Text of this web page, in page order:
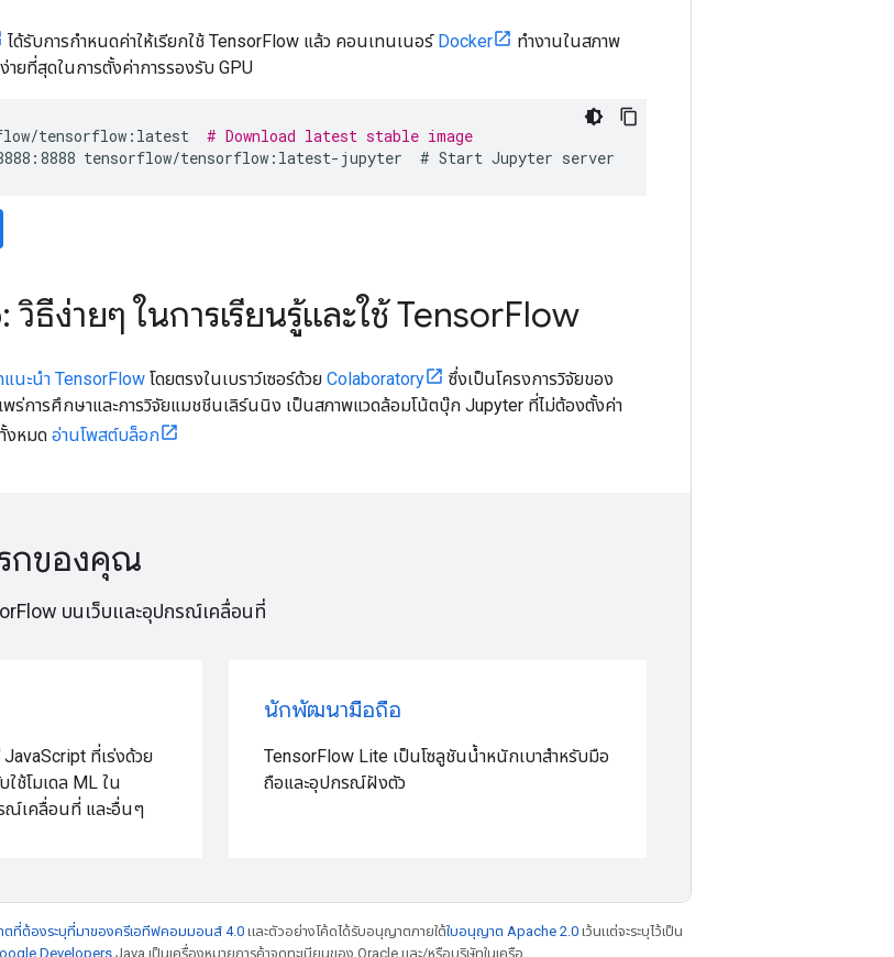
ได้รับการกำหนดค่าให้เรียกใช้ TensorFlow แล้ว คอนเทนเนอร์ Docker
ทำงานในสภาพ
ยที่สุดในการตั้งค่าการรองรับ GPU
tensorflow:latest
# Download latest stable image
tensorflow/tensorflow:latest-jupyter  # Start Jupyter server
ธีง่ายๆ ในการเรียนรู้และใช้ TensorFlow
นะนำ TensorFlow โดยตรงในเบราว์เซอร์ด้วย Colaboratory
ซึ่งเป็นโครงการวิจัยของ
ร่การศึกษาและการวิจัยแมชชีนเลิร์นนิง เป็นสภาพแวดล้อมโน้ตบุ๊ก Jupyter ที่ไม่ต้องตั้งค่า
งหมด อ่านโพสต์บล็อก
กของคุณ
บนเว็บและอุปกรณ์เคลื่อนที่
ที่เร่งด้วย
ช้โมเดล ML ใน
รณ์เคลื่อนที่ และอื่นๆ
นักพัฒนามือถือ
TensorFlow Lite เป็นโซลูชันน้ำหนักเบาสำหรับมือ
ถือและอุปกรณ์ฝังตัว
ตที่ต้องระบุที่มาของครีเอทีฟคอมมอนส์ 4.0 และตัวอย่างโค้ดได้รับอนุญาตภายใต้ใบอนุญาต Apache 2.0 เว้นแต่จะระบุไว้เป็น
Developers Java เป็นเครื่องหมายการค้าจดทะเบียนของ Oracle และ/หรือบริษัทในเครือ